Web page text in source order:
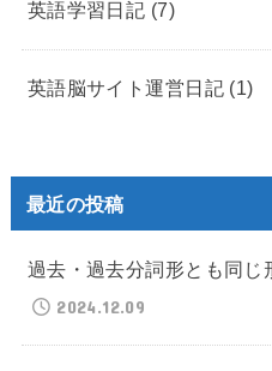
英語学習日記 (7)
英語脳サイト運営日記 (1)
最近の投稿
過去・過去分詞形とも同じ
2024.12.09